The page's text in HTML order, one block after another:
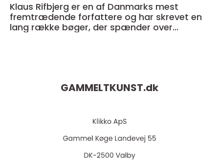
Klaus Rifbjerg er en af Danmarks mest
fremtrædende forfattere og har skrevet en
lang række bøger, der spænder over
GAMMELTKUNST.dk